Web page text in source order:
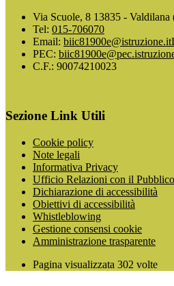
Via Scuole, 8 13835 - Valdilana
Tel: 015-706070
Email: biic81900e@istruzione.it
PEC:
C.F.: 90074210023
Sezione Link Utili
Cookie policy
Note legali
Informativa Privacy
Ufficio Relazioni con il Pubblico
Dichiarazione di accessibilità
Obiettivi di accessibilità
Whistleblowing
Gestione consensi cookie
Amministrazione trasparente
Pagina visualizzata 302 volte